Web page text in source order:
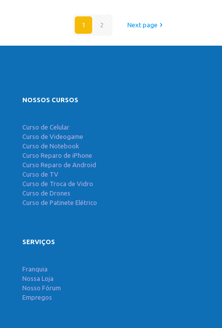
1 2 Next page
NOSSOS CURSOS
Curso de Celular
Curso de Videogame
Curso de Notebook
Curso Reparo de iPhone
Curso Reparo de Android
Curso de TV
Curso de Troca de Vidro
Curso de Drones
Curso de Patinete Elétrico
SERVIÇOS
Franquia
Nossa Loja
Nosso Fórum
Empregos